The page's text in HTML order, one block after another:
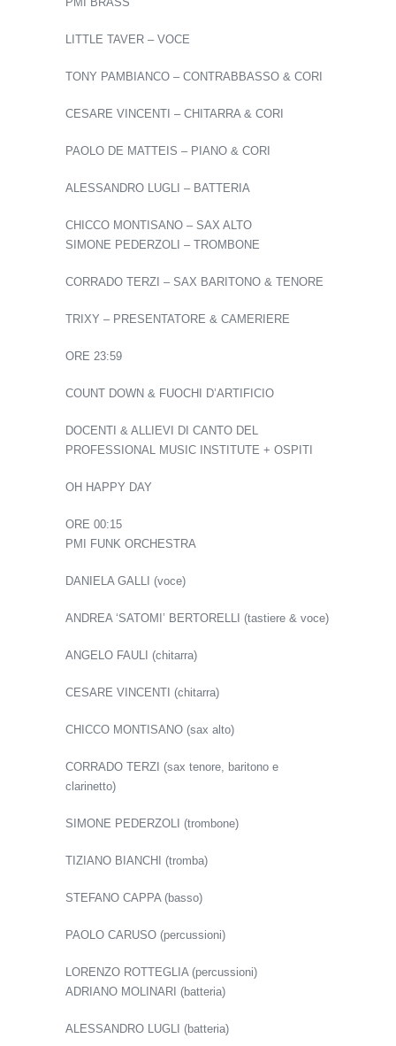
LITTLE TAVER – VOCE
TONY PAMBIANCO – CONTRABBASSO & CORI
CESARE VINCENTI – CHITARRA & CORI
PAOLO DE MATTEIS – PIANO & CORI
ALESSANDRO LUGLI – BATTERIA
CHICCO MONTISANO – SAX ALTO
SIMONE PEDERZOLI – TROMBONE
CORRADO TERZI – SAX BARITONO & TENORE
TRIXY – PRESENTATORE & CAMERIERE
ORE 23:59
COUNT DOWN & FUOCHI D’ARTIFICIO
DOCENTI & ALLIEVI DI CANTO DEL
PROFESSIONAL MUSIC INSTITUTE + OSPITI
OH HAPPY DAY
ORE 00:15
PMI FUNK ORCHESTRA
DANIELA GALLI (voce)
ANDREA ‘SATOMI’ BERTORELLI (tastiere & voce)
ANGELO FAULI (chitarra)
CESARE VINCENTI (chitarra)
CHICCO MONTISANO (sax alto)
CORRADO TERZI (sax tenore, baritono e
clarinetto)
SIMONE PEDERZOLI (trombone)
TIZIANO BIANCHI (tromba)
STEFANO CAPPA (basso)
PAOLO CARUSO (percussioni)
LORENZO ROTTEGLIA (percussioni)
ADRIANO MOLINARI (batteria)
ALESSANDRO LUGLI (batteria)